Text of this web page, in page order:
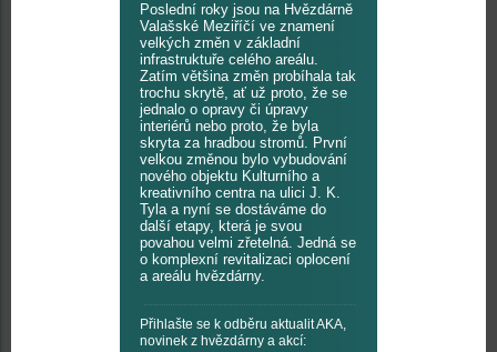
Poslední roky jsou na Hvězdárně
Valašské Meziříčí ve znamení
velkých změn v základní
infrastruktuře celého areálu.
Zatím většina změn probíhala tak
trochu skrytě, ať už proto, že se
jednalo o opravy či úpravy
interiérů nebo proto, že byla
skryta za hradbou stromů. První
velkou změnou bylo vybudování
nového objektu Kulturního a
kreativního centra na ulici J. K.
Tyla a nyní se dostáváme do
další etapy, která je svou
povahou velmi zřetelná. Jedná se
o komplexní revitalizaci oplocení
a areálu hvězdárny.
Přihlašte se k odběru aktualit AKA,
novinek z hvězdárny a akcí: